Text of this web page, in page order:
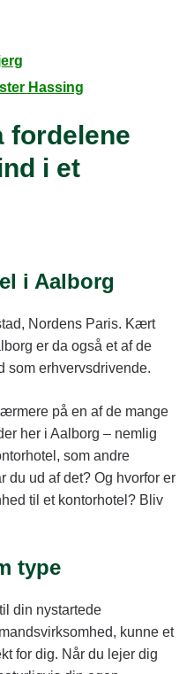
Hassing
fordelene
i et
i Aalborg
Nordens Paris. Kært
er da også et af de
som erhvervsdrivende.
på en af de mange
her i Aalborg – nemlig
som andre
du ud af det? Og hvorfor er
til et kontorhotel? Bliv
type
din nystartede
kunne et
for dig. Når du lejer dig